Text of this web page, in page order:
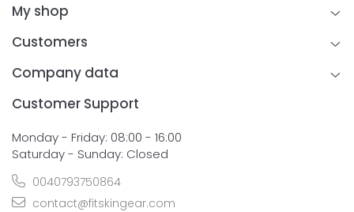
My shop
Customers
Company data
Customer Support
Monday - Friday: 08:00 - 16:00
Saturday - Sunday: Closed
0040793750864
contact@fitskingear.com